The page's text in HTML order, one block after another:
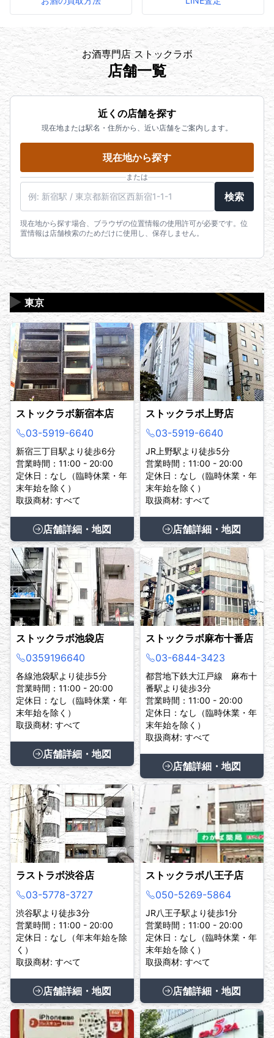
お酒専門店 ストックラボ
店舗一覧
近くの店舗を探す
現在地または駅名・住所から、近い店舗をご案内します。
現在地から探す
または
検索
現在地から探す場合、ブラウザの位置情報の使用許可が必要です。位
置情報は店舗検索のためだけに使用し、保存しません。
東京
▶
ストックラボ新宿本店
03-5919-6640
新宿三丁目駅より徒歩6分
営業時間：11:00 - 20:00
定休日：なし（臨時休業・年
末年始を除く）
取扱商材: すべて
店舗詳細・地図
ストックラボ上野店
03-5919-6640
JR上野駅より徒歩5分
営業時間：11:00 - 20:00
定休日：なし（臨時休業・年
末年始を除く）
取扱商材: すべて
店舗詳細・地図
ストックラボ池袋店
0359196640
各線池袋駅より徒歩5分
営業時間：11:00 - 20:00
定休日：なし（臨時休業・年
末年始を除く）
取扱商材: すべて
店舗詳細・地図
ストックラボ麻布十番店
03-6844-3423
都営地下鉄大江戸線 麻布十
番駅より徒歩3分
営業時間：11:00 - 20:00
定休日：なし（臨時休業・年
末年始を除く）
取扱商材: すべて
店舗詳細・地図
ラストラボ渋谷店
03-5778-3727
渋谷駅より徒歩3分
営業時間：11:00 - 20:00
定休日：なし（年末年始を除
く）
取扱商材: すべて
店舗詳細・地図
ストックラボ八王子店
050-5269-5864
JR八王子駅より徒歩1分
営業時間：11:00 - 20:00
定休日：なし（臨時休業・年
末年始を除く）
取扱商材: すべて
店舗詳細・地図